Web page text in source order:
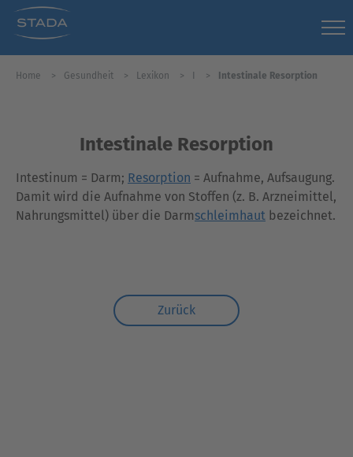
Home Gesundheit Lexikon I Intestinale Resorption
Intestinale Resorption
Intestinum = Darm; Resorption = Aufnahme, Aufsaugung.
Damit wird die Aufnahme von Stoffen (z. B. Arzneimittel,
Nahrungsmittel) über die Darmschleimhaut bezeichnet.
Zurück